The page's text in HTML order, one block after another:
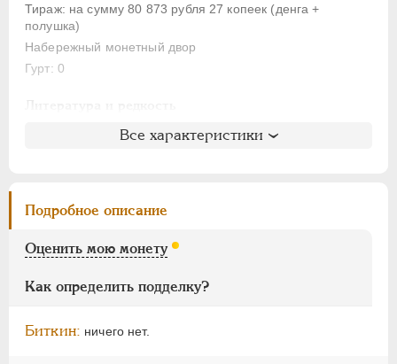
Тираж: на сумму 80 873 рубля 27 копеек (денга +
полушка)
Набережный монетный двор
Гурт: 0
: #1418 (R)
Дьяков: 35-35
ГМ: 4.22
Брекке
Все характеристики
Подробное описание
Оценить мою монету
Как определить подделку?
Биткин: ничего нет.
ПЕТР III 1762-1762
ЕКАТЕРИНА II
ПАВЕЛ I
1855-1881
ВРЕМЕННОЕ ПРАВ. 1917-1918